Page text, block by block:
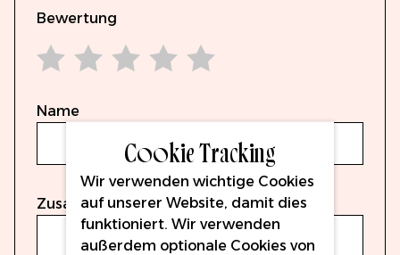
Bewertung
Name
Zusammenfassung
Cookie Tracking
Wir verwenden wichtige Cookies
auf unserer Website, damit dies
funktioniert. Wir verwenden
außerdem optionale Cookies von